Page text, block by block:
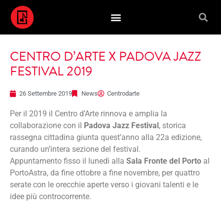
CENTRO D’ARTE X PADOVA JAZZ
FESTIVAL 2019
26 Settembre 2019 News Centrodarte
Per il 2019 il Centro d’Arte rinnova e amplia la
collaborazione con il Padova Jazz Festival, storica
rassegna cittadina giunta quest’anno alla 22a edizione,
curando un’intera sezione del festival.
Appuntamento fisso il lunedì alla Sala Fronte del Porto al
PortoAstra, da fine ottobre a fine novembre, per quattro
serate con le orecchie aperte verso i giovani talenti e le
idee più controcorrente.